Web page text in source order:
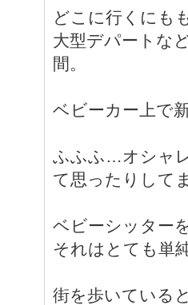
どこに行くにも
大型デパートな
間。
ベビーカー上で
ふふふ…オシャ
て思ったりして
ベビーシッター
それはとても単
街を歩いていると